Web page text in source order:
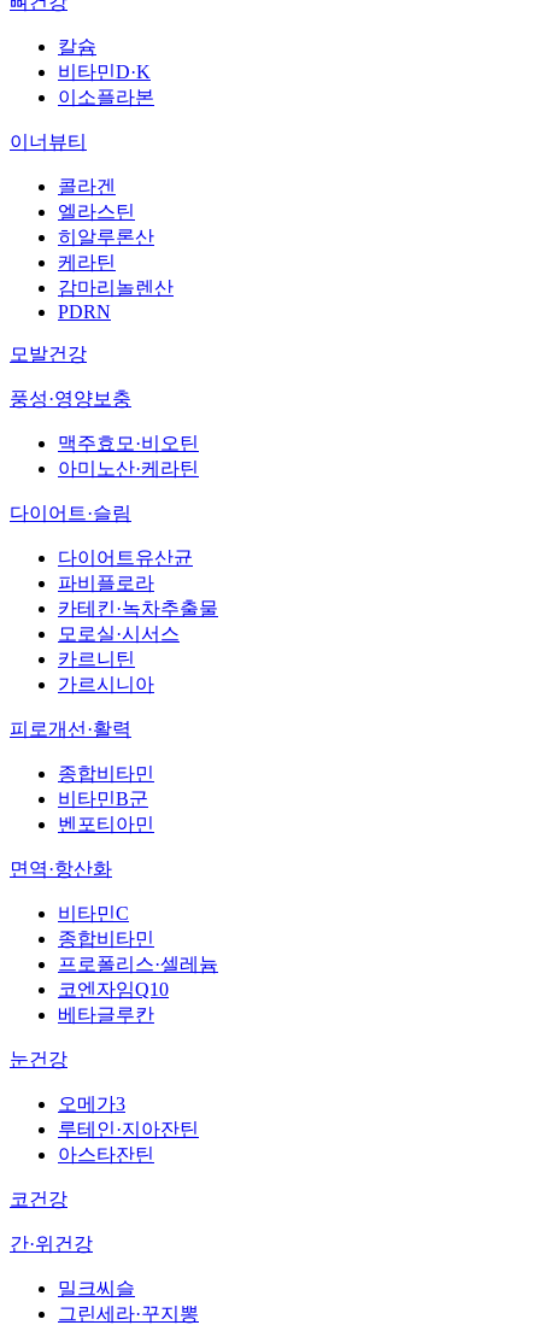
칼슘
비타민D·K
이소플라본
이너뷰티
콜라겐
엘라스틴
히알루론산
케라틴
감마리놀렌산
PDRN
모발건강
풍성·영양보충
맥주효모·비오틴
아미노산·케라틴
다이어트·슬림
다이어트유산균
파비플로라
카테킨·녹차추출물
모로실·시서스
카르니틴
가르시니아
피로개선·활력
종합비타민
비타민B군
벤포티아민
면역·항산화
비타민C
종합비타민
프로폴리스·셀레늄
코엔자임Q10
베타글루칸
눈건강
오메가3
루테인·지아잔틴
아스타잔틴
코건강
간·위건강
밀크씨슬
그린세라·꾸지뽕